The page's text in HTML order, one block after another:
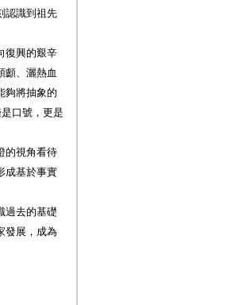
認識到祖先
復興的艱辛
顱、灑熱血
夠將抽象的
口號，更是
的視角看待
成基於事實
過去的基礎
發展，成為